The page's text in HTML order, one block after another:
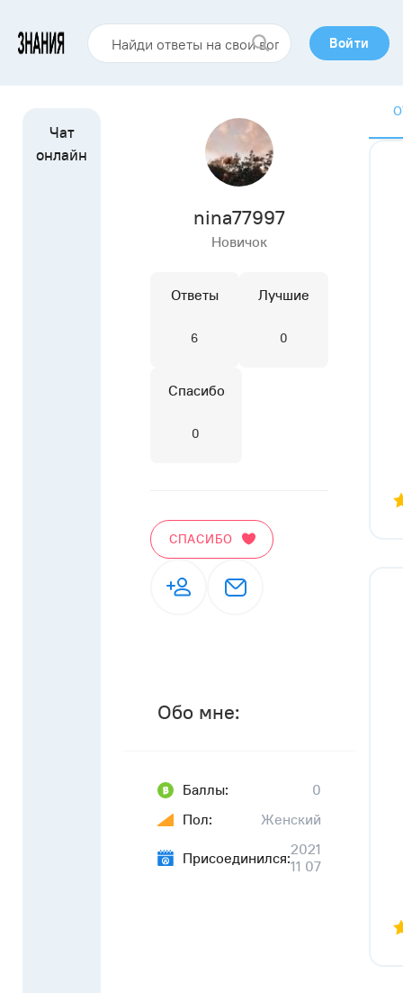
Войти
nina77997
Новичок
Ответы
6
Лучшие
0
Спасибо
0
СПАСИБО
Обо мне:
Баллы:
0
Пол:
Женский
Присоединился:2021
11 07